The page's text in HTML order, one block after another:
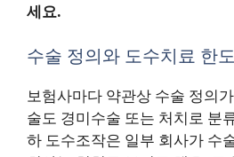
세요.
수술 정의와 도수치료 한
보험사마다 약관상 수술 정의
술도 경미수술 또는 처치로 분
하 도수조작은 일부 회사가 수